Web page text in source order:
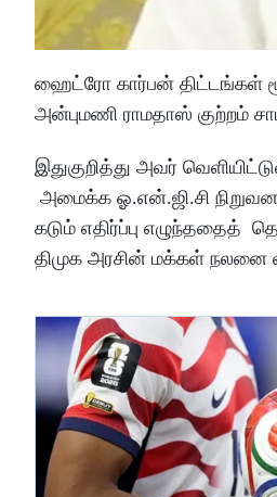
ஹைட்ரோ கார்பன் திட்டங்கள்
அன்புமணி ராமதாஸ் குற்றம்
இதுகுறித்து அவர்
அமைக்க ஓ.என்.ஜி.சி
கடும் எதிர்ப்பு எழுந்ததைத்
திமுக அரசின் மக்கள் நலனை